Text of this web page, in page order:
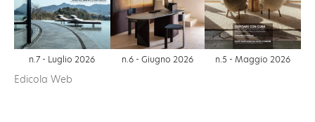
n.7 - Luglio 2026 n.6 - Giugno 2026 n.5 - Maggio 2026
Edicola Web